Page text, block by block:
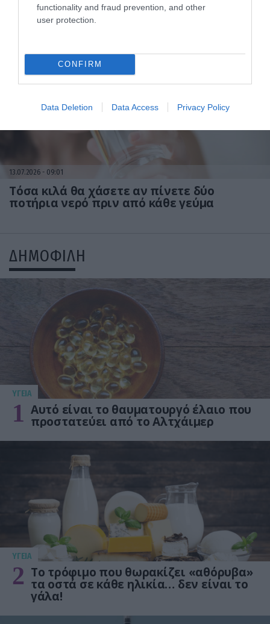
functionality and fraud prevention, and other
user protection.
CONFIRM
Data Deletion Data Access Privacy Policy
Η διατροφή που μειώνει τη φλεγμονή στον
οργανισμό – Οι τροφές που προστατεύουν
13.07.2026 09:01
Τόσα κιλά θα χάσετε αν πίνετε δύο
ποτήρια νερό πριν από κάθε γεύμα
ΔΗΜΟΦΙΛΗ
ΥΓΕΙΑ
1 Αυτό είναι το θαυματουργό έλαιο που
προστατεύει από το Αλτχάιμερ
ΥΓΕΙΑ
2 Το τρόφιμο που θωρακίζει «αθόρυβα»
τα οστά σε κάθε ηλικία… δεν είναι το
γάλα!